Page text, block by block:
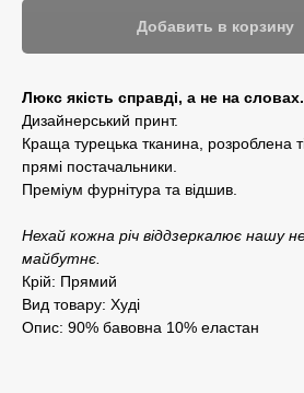
Добавить в корзину
Люкс якість справді, а не на словах.
Дизайнерський принт.
Краща турецька тканина, розроблена
прямі постачальники.
Преміум фурнітура та відшив.
Нехай кожна річ віддзеркалює нашу
майбутнє.
Крій: Прямий
Вид товару: Худі
Опис: 90% бавовна 10% еластан